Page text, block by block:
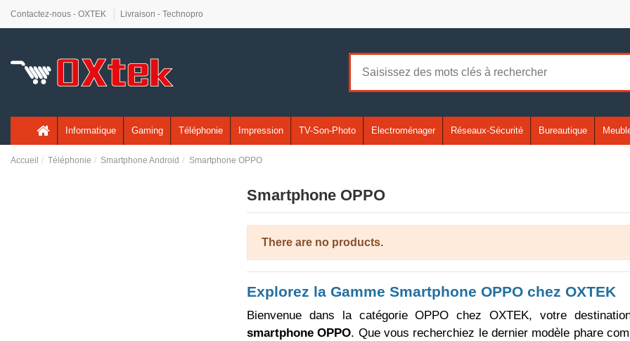
Contactez-nous - OXTEK Livraison - Technopro
Informatique Gaming Téléphonie Impression TV-Son-Photo Electroménager Réseaux-Sécurité Bureautique
Accueil Téléphonie Smartphone Android Smartphone OPPO
Smartphone OPPO
There are no products.
Explorez la Gamme Smartphone OPPO chez OXTEK
Bienvenue dans la catégorie OPPO chez OXTEK, votre
smartphone OPPO. Que vous recherchiez le dernier modèle phare